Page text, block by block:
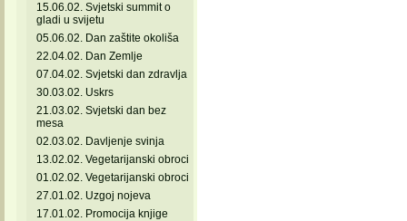
15.06.02. Svjetski summit o
gladi u svijetu
05.06.02. Dan zaštite okoliša
22.04.02. Dan Zemlje
07.04.02. Svjetski dan zdravlja
30.03.02. Uskrs
21.03.02. Svjetski dan bez
mesa
02.03.02. Davljenje svinja
13.02.02. Vegetarijanski obroci
01.02.02. Vegetarijanski obroci
27.01.02. Uzgoj nojeva
17.01.02. Promocija knjige